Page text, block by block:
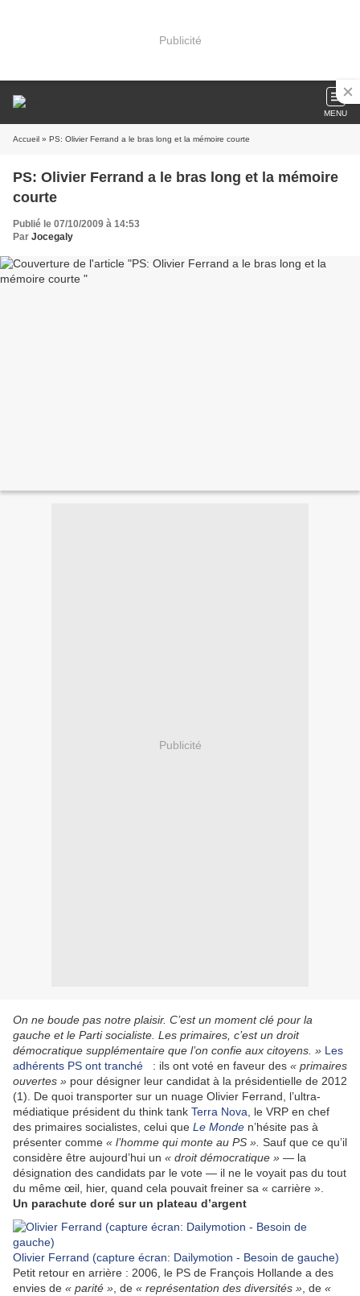
Publicité
MENU
Accueil » PS: Olivier Ferrand a le bras long et la mémoire courte
PS: Olivier Ferrand a le bras long et la mémoire
courte
Publié le 07/10/2009 à 14:53
Par Jocegaly
Publicité
On ne boude pas notre plaisir. C’est un moment clé pour la
gauche et le Parti socialiste. Les primaires, c’est un droit
démocratique supplémentaire que l’on confie aux citoyens. » Les
adhérents PS ont tranché : ils ont voté en faveur des « primaires
ouvertes » pour désigner leur candidat à la présidentielle de 2012
(1). De quoi transporter sur un nuage Olivier Ferrand, l’ultra-
médiatique président du think tank Terra Nova , le VRP en chef
des primaires socialistes, celui que Le Monde n’hésite pas à
présenter comme « l’homme qui monte au PS ». Sauf que ce qu’il
considère être aujourd’hui un « droit démocratique » — la
désignation des candidats par le vote — il ne le voyait pas du tout
du même œil, hier, quand cela pouvait freiner sa « carrière ».
Un parachute doré sur un plateau d’argent
Olivier Ferrand (capture écran: Dailymotion - Besoin de gauche)
Petit retour en arrière : 2006, le PS de François Hollande a des
envies de « parité » , de « représentation des diversités » , de «